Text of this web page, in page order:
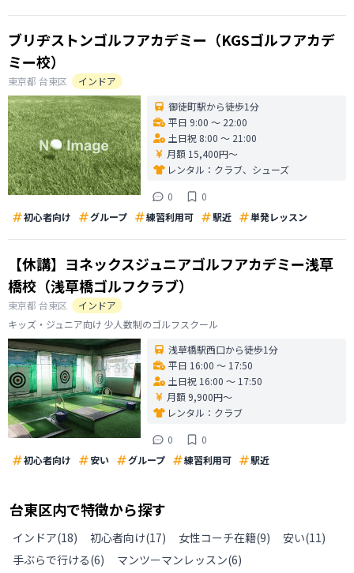
ブリヂストンゴルフアカデミー（KGSゴルフアカデ
ミー校）
東京都 台東区
インドア
御徒町駅から徒歩1分
平日 9:00 〜 22:00
土日祝 8:00 〜 21:00
月額 15,400円〜
レンタル： クラブ、シューズ
0
0
初心者向け
グループ 練習利用可 駅近 単発レッスン
【休講】ヨネックスジュニアゴルフアカデミー浅草
橋校（浅草橋ゴルフクラブ）
東京都 台東区
インドア
キッズ・ジュニア向け 少人数制のゴルフスクール
浅草橋駅西口から徒歩1分
平日 16:00 〜 17:50
土日祝 16:00 〜 17:50
月額 9,900円〜
レンタル： クラブ
0
0
初心者向け
安い グループ 練習利用可 駅近
台東区内で特徴から探す
インドア(18) 初心者向け(17) 女性コーチ在籍(9) 安い(11)
手ぶらで行ける(6) マンツーマンレッスン(6)